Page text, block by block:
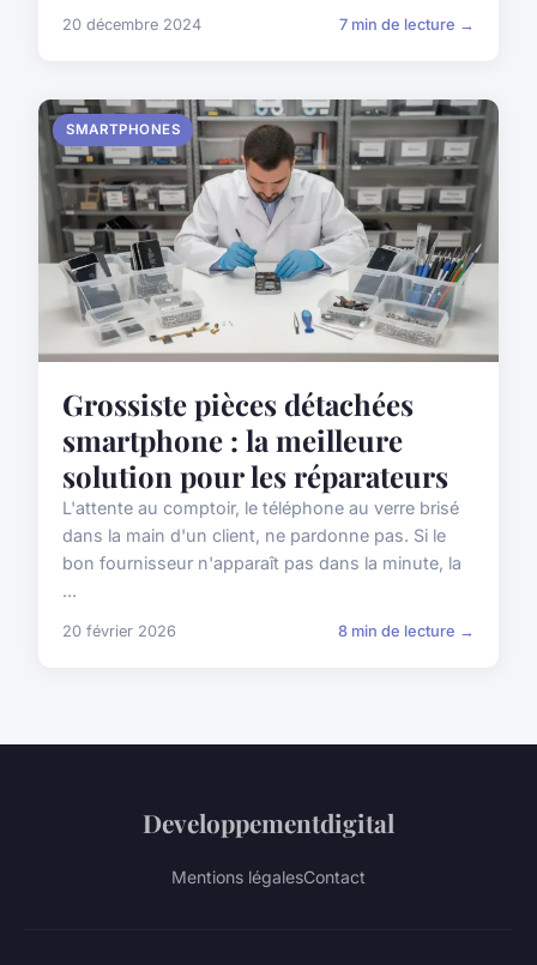
20 décembre 2024 7 min de lecture →
SMARTPHONES
Grossiste pièces détachées
smartphone : la meilleure
solution pour les réparateurs
L'attente au comptoir, le téléphone au verre brisé
dans la main d'un client, ne pardonne pas. Si le
bon fournisseur n'apparaît pas dans la minute, la
...
20 février 2026 8 min de lecture →
Developpementdigital
Mentions légalesContact